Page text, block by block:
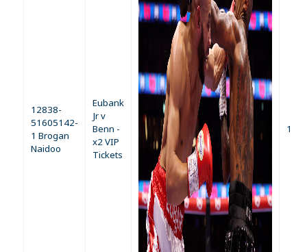
12838-
51605142-
1 Brogan
Naidoo
Eubank
Jr v
Benn -
x2 VIP
Tickets
1